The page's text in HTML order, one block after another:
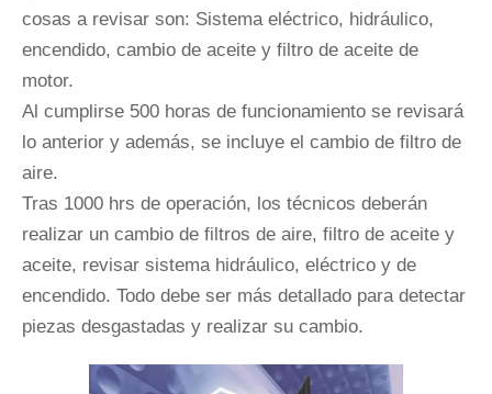
cosas a revisar son: Sistema eléctrico, hidráulico,
encendido, cambio de aceite y filtro de aceite de
motor.
Al cumplirse 500 horas de funcionamiento se revisará
lo anterior y además, se incluye el cambio de filtro de
aire.
Tras 1000 hrs de operación, los técnicos deberán
realizar un cambio de filtros de aire, filtro de aceite y
aceite, revisar sistema hidráulico, eléctrico y de
encendido. Todo debe ser más detallado para detectar
piezas desgastadas y realizar su cambio.